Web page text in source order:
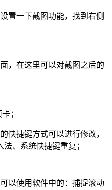
置一下截图功能，找到右侧
，在这里可以对截图之后的
；
快捷键方式可以进行修改，
、系统快捷键重复；
以使用软件中的：捕捉滚动